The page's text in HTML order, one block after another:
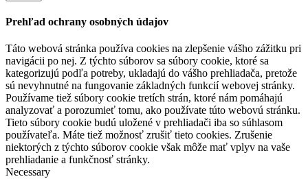
Prehľad ochrany osobných údajov
Táto webová stránka používa cookies na zlepšenie vášho zážitku pri
navigácii po nej. Z týchto súborov sa súbory cookie, ktoré sa
kategorizujú podľa potreby, ukladajú do vášho prehliadača, pretože
sú nevyhnutné na fungovanie základných funkcií webovej stránky.
Používame tiež súbory cookie tretích strán, ktoré nám pomáhajú
analyzovať a porozumieť tomu, ako používate túto webovú stránku.
Tieto súbory cookie budú uložené v prehliadači iba so súhlasom
používateľa. Máte tiež možnosť zrušiť tieto cookies. Zrušenie
niektorých z týchto súborov cookie však môže mať vplyv na vaše
prehliadanie a funkčnosť stránky.
Necessary